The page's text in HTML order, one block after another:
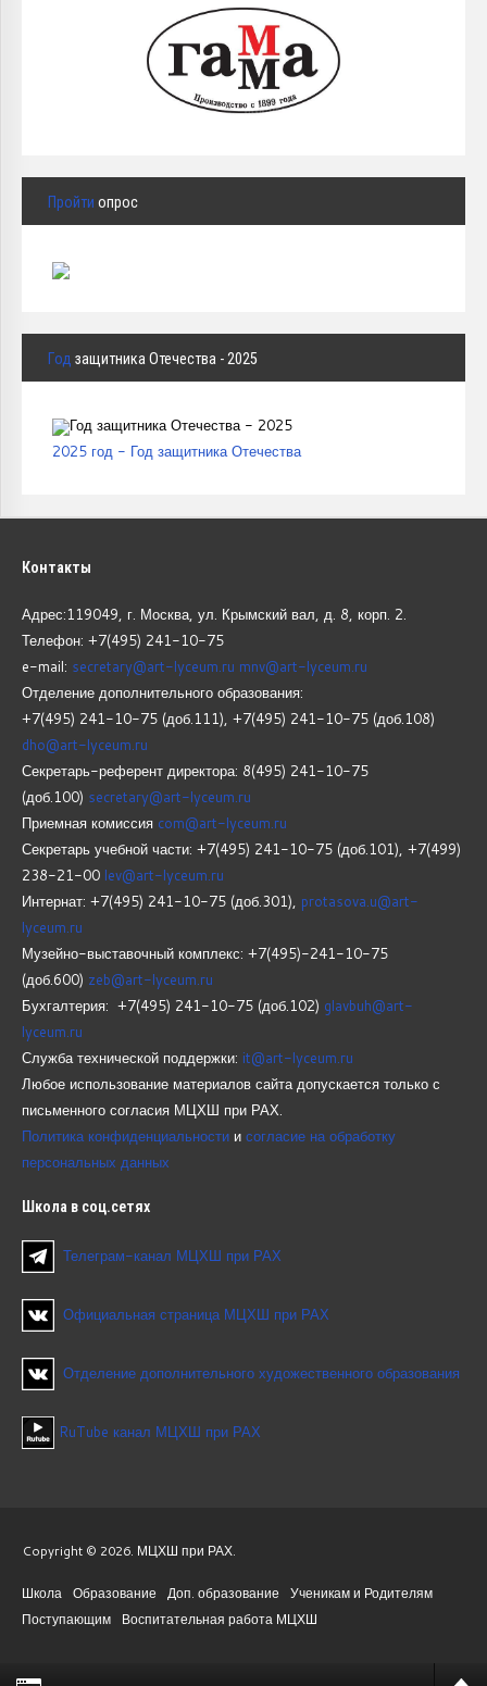
Пройти опрос
Год защитника Отечества - 2025
2025 год - Год защитника Отечества
Контакты
Адрес:119049, г. Москва, ул. Крымский вал, д. 8, корп. 2.
Телефон: +7(495) 241-10-75
e-mail: secretary@art-lyceum.ru mnv@art-lyceum.ru
Отделение дополнительного образования:
+7(495) 241-10-75 (доб.111), +7(495) 241-10-75 (доб.108)
dho@art-lyceum.ru
Секретарь-референт директора: 8(495) 241-10-75
(доб.100) secretary@art-lyceum.ru
Приемная комиссия com@art-lyceum.ru
Секретарь учебной части: +7(495) 241-10-75 (доб.101), +7(499)
238-21-00 lev@art-lyceum.ru
Интернат: +7(495) 241-10-75 (доб.301), protasova.u@art-
lyceum.ru
Музейно-выставочный комплекс: +7(495)-241-10-75
(доб.600) zeb@art-lyceum.ru
Бухгалтерия: +7(495) 241-10-75 (доб.102) glavbuh@art-
lyceum.ru
Служба технической поддержки: it@art-lyceum.ru
Любое использование материалов сайта допускается только с
письменного согласия МЦХШ при РАХ.
Политика конфиденциальности и согласие на обработку
персональных данных
Школа в соц.сетях
Телеграм-канал МЦХШ при РАХ
Официальная страница МЦХШ при РАХ
Отделение дополнительного художественного образования
RuTube канал МЦХШ при РАХ
Copyright © 2026. МЦХШ при РАХ.
Школа Образование Доп. образование
Ученикам и Родителям
Поступающим
Воспитательная работа МЦХШ